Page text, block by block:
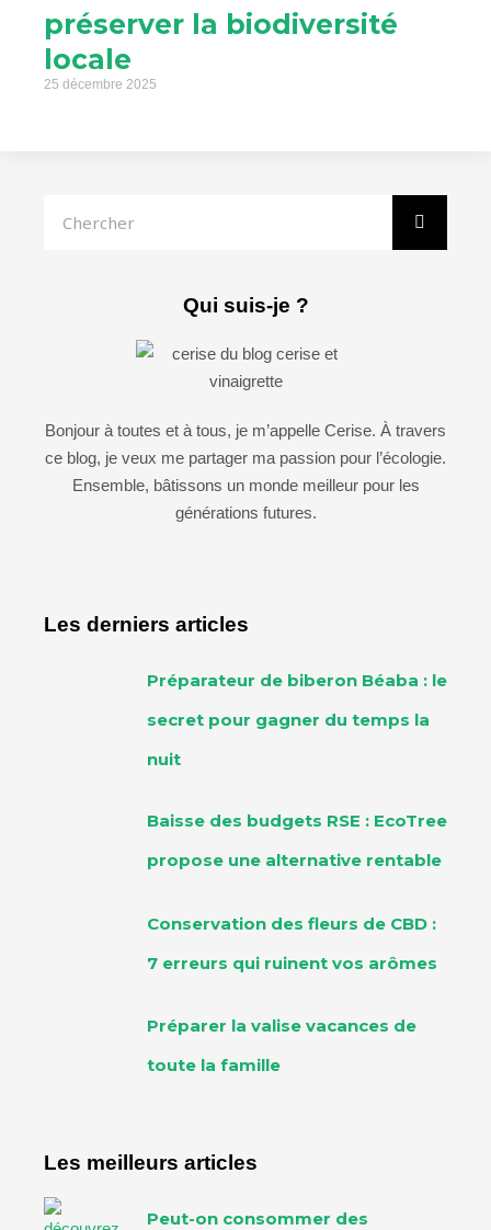
préserver la biodiversité
locale
25 décembre 2025
Qui suis-je ?
Bonjour à toutes et à tous, je m’appelle Cerise. À travers
ce blog, je veux me partager ma passion pour l’écologie.
Ensemble, bâtissons un monde meilleur pour les
générations futures.
Les derniers articles
Préparateur de biberon Béaba : le
secret pour gagner du temps la
nuit
Baisse des budgets RSE : EcoTree
propose une alternative rentable
Conservation des fleurs de CBD :
7 erreurs qui ruinent vos arômes
Préparer la valise vacances de
toute la famille
Les meilleurs articles
Peut-on consommer des